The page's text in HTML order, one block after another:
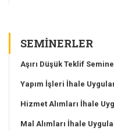
SEMINERLER
Aşırı Düşük Teklif
Yapım İşleri İhale
Hizmet Alımları İhale
Mal Alımları İhale